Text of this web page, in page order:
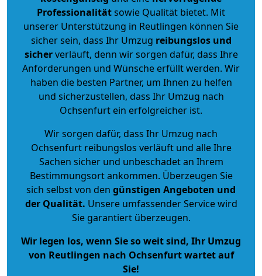
Professionalitätsowie Qualität bietet. Mit
unserer Unterstützung in Reutlingen können Sie
sicher sein, dass Ihr Umzug reibungslos und
sicherverläuft, denn wir sorgen dafür, dass Ihre
Anforderungen und Wünsche erfüllt werden. Wir
haben die besten Partner, um Ihnen zu helfen
und sicherzustellen, dass Ihr Umzug nach
Ochsenfurt ein erfolgreicher ist.
Wir sorgen dafür, dass Ihr Umzug nach
Ochsenfurt reibungslos verläuft und alle Ihre
Sachen sicher und unbeschadet an Ihrem
Bestimmungsort ankommen. Überzeugen Sie
sich selbst von den günstigen Angeboten und
der Qualität. Unsere umfassender Service wird
Sie garantiert überzeugen.
Wir legen los, wenn Sie so weit sind, Ihr Umzug
von Reutlingen nach Ochsenfurt wartet auf
Sie!